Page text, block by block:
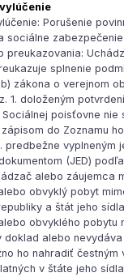
Porušenie
sociálne zabezpečenie
preukazovania:
splnenie
zákona o verejnom
1. doloženým
poisťovne nie
do Zoznamu
predbežne vyplneným
(JED)
alebo záujemca
obvyklý pobyt
a štát jeho
obvyklého pobytu
doklad alebo
ho nahradiť čestným
v štáte jeho